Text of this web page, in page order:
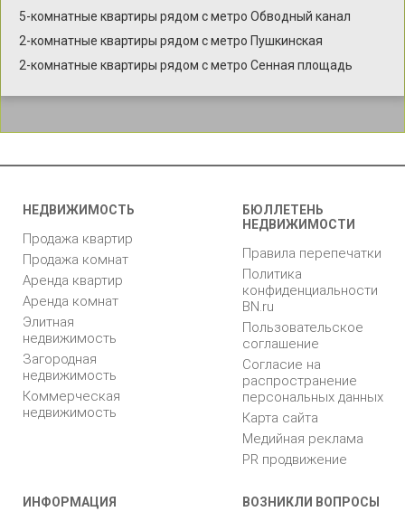
5-комнатные квартиры рядом с метро Обводный канал
2-комнатные квартиры рядом с метро Пушкинская
2-комнатные квартиры рядом с метро Сенная площадь
НЕДВИЖИМОСТЬ
Продажа квартир
Продажа комнат
Аренда квартир
Аренда комнат
Элитная
недвижимость
Загородная
недвижимость
Коммерческая
недвижимость
БЮЛЛЕТЕНЬ
НЕДВИЖИМОСТИ
Правила перепечатки
Политика
конфиденциальности
BN.ru
Пользовательское
соглашение
Согласие на
распространение
персональных данных
Карта сайта
Медийная реклама
PR продвижение
ИНФОРМАЦИЯ ВОЗНИКЛИ ВОПРОСЫ